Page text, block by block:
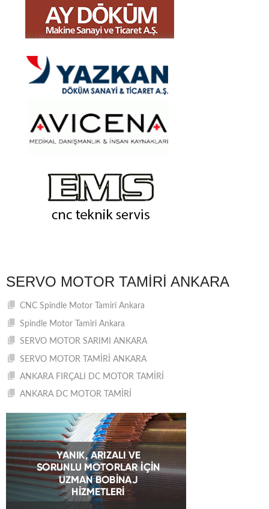
SERVO MOTOR TAMIRI ANKARA
CNC Spindle Motor Tamiri Ankara
Spindle Motor Tamiri Ankara
SERVO MOTOR SARIMI ANKARA
SERVO MOTOR TAMİRİ ANKARA
ANKARA FIRÇALI DC MOTOR TAMİRİ
ANKARA DC MOTOR TAMİRİ